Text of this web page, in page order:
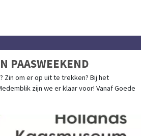
PAASWEEKEND
Zin om er op uit te trekken? Bij het
zijn we er klaar voor! Vanaf Goede